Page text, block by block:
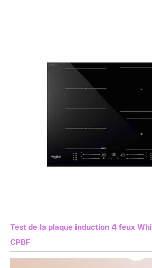
Test de la plaque induction 4 feux
CPBF